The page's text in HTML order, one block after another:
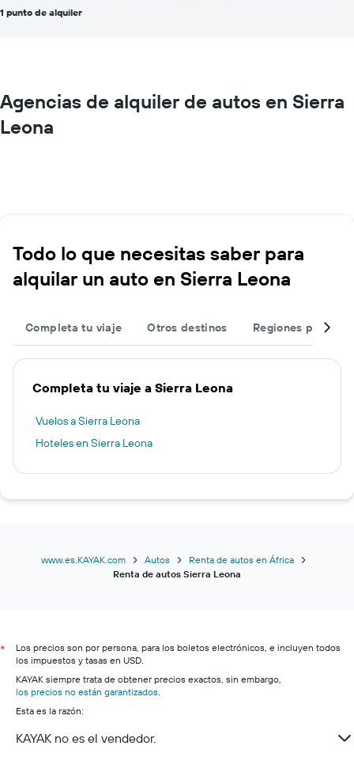
1 punto de alquiler
Agencias de alquiler de autos en Sierra
Leona
Todo lo que necesitas saber para
alquilar un auto en Sierra Leona
Completa tu viaje Otros destinos Regiones
Completa tu viaje a Sierra Leona
Vuelos a Sierra Leona
Hoteles en Sierra Leona
www.es.KAYAK.com Autos
Renta de autos en África
Renta de autos Sierra Leona
*
Los precios son por persona, para los boletos electrónicos, e incluyen todos
los impuestos y tasas en USD.
KAYAK siempre trata de obtener precios exactos, sin embargo,
los precios no están garantizados.
Esta es la razón:
KAYAK no es el vendedor.